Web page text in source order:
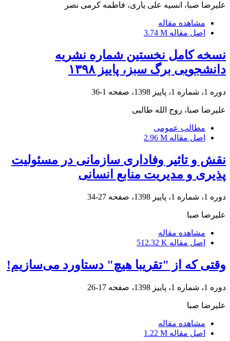
علیرضا صبا، انسیه علی یاری، فاطمه کرمی نصر
مشاهده مقاله
اصل مقاله 3.74 M
نسخه کامل نخستین شماره نشریه
دانشجویی برگ سبز، پاییز ۱۳۹۸
دوره 1، شماره 1، پاییز 1398، صفحه 1-36
علیرضا صبا، روح الله طالبی
مطالب عمومی
اصل مقاله 2.96 M
نقش و تاثیر وفاداری سازمانی در مسئولیت
پذیری و مدیریت منابع انسانی
دوره 1، شماره 1، پاییز 1398، صفحه 27-34
علیرضا صبا
مشاهده مقاله
اصل مقاله 512.32 K
وقتی که از "تقریبا هیچ" دستاورد می‌سازیم!
دوره 1، شماره 1، پاییز 1398، صفحه 17-26
علیرضا صبا
مشاهده مقاله
اصل مقاله 1.22 M